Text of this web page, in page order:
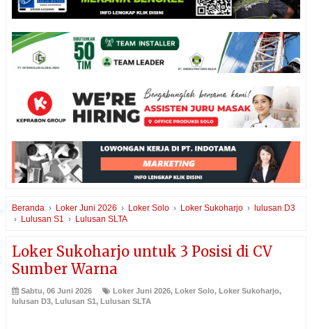
Beranda › Loker Juni 2026 › Loker Solo › Loker Sukoharjo › lulusan D3
› Lulusan S1 › Lulusan SLTA
Loker Sukoharjo untuk 3 Posisi di CV
Sumber Warna
Sabtu, 06 Juni 2026 Loker Juni 2026, Loker Solo, Loker Sukoharjo,
lulusan D3, Lulusan S1, Lulusan SLTA